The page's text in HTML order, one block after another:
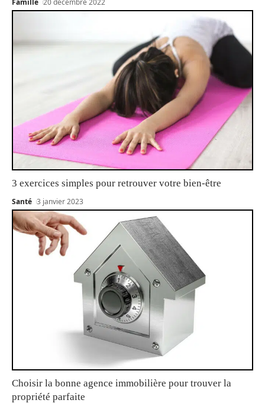
Famille 20 décembre 2022
3 exercices simples pour retrouver votre bien-être
Santé 3 janvier 2023
Choisir la bonne agence immobilière pour trouver la
propriété parfaite